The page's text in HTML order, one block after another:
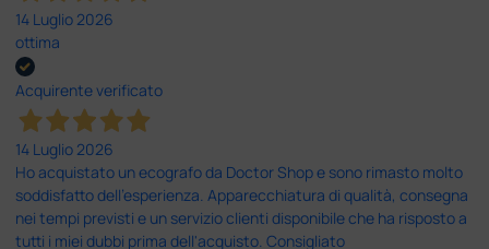
14 Luglio 2026
ottima
Acquirente verificato
14 Luglio 2026
Ho acquistato un ecografo da Doctor Shop e sono rimasto molto
soddisfatto dell'esperienza. Apparecchiatura di qualità, consegna
nei tempi previsti e un servizio clienti disponibile che ha risposto a
tutti i miei dubbi prima dell'acquisto. Consigliato